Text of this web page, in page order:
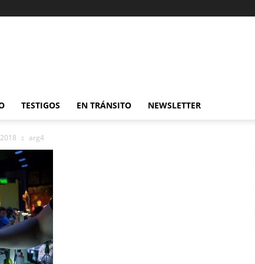
TESTIGOS EN TRÁNSITO NEWSLETTER
arg4